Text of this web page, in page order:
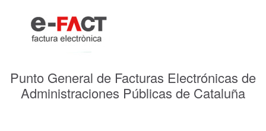
Punto General de Facturas Electrónicas de
Administraciones Públicas de Cataluña